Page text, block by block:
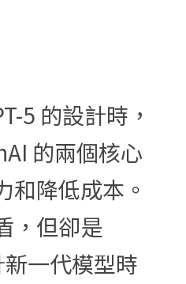
5 的設計時，
的兩個核心
和降低成本。
，但卻是
一代模型時